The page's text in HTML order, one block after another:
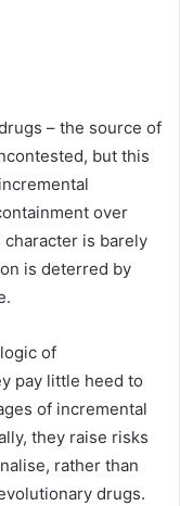
– the source of
but this
over
is barely
is deterred by
of
pay little heed to
of incremental
they raise risks
rather than
drugs.